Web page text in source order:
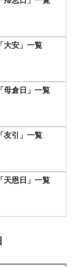
大安」一覧
母倉日」一覧
友引」一覧
天恩日」一覧